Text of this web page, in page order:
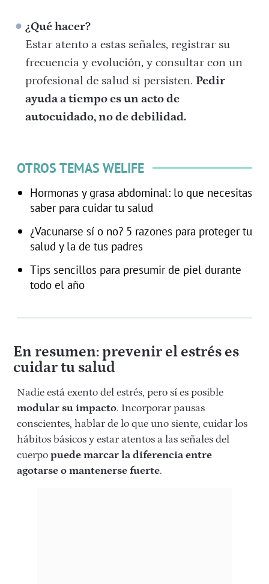
¿Qué hacer?
Estar atento a estas señales, registrar su
frecuencia y evolución, y consultar con un
profesional de salud si persisten. Pedir
ayuda a tiempo es un acto de
autocuidado, no de debilidad.
OTROS TEMAS WELIFE
Hormonas y grasa abdominal: lo que necesitas
saber para cuidar tu salud
¿Vacunarse sí o no? 5 razones para proteger tu
salud y la de tus padres
Tips sencillos para presumir de piel durante
todo el año
En resumen: prevenir el estrés es
cuidar tu salud
Nadie está exento del estrés, pero sí es posible
modular su impacto. Incorporar pausas
conscientes, hablar de lo que uno siente, cuidar los
hábitos básicos y estar atentos a las señales del
cuerpo puede marcar la diferencia entre
agotarse o mantenerse fuerte.